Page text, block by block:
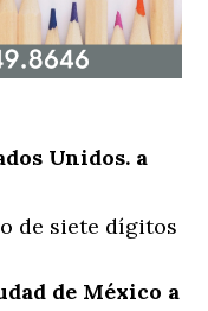
Unidos. a
de siete dígitos
de México a